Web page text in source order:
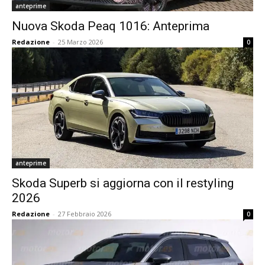
anteprime
Nuova Skoda Peaq 1016: Anteprima
Redazione - 25 Marzo 2026 0
anteprime
Skoda Superb si aggiorna con il restyling
2026
Redazione - 27 Febbraio 2026 0